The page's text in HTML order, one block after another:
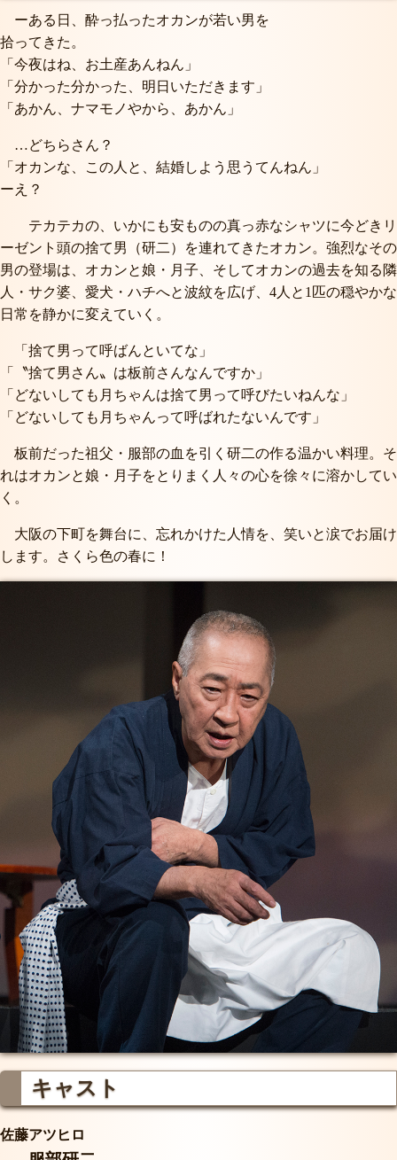
ーある日、酔っ払ったオカンが若い男を
拾ってきた。
「今夜はね、お土産あんねん」
「分かった分かった、明日いただきます」
「あかん、ナマモノやから、あかん」
…どちらさん？
「オカンな、この人と、結婚しよう思うてんねん」
ーえ？
テカテカの、いかにも安ものの真っ赤なシャツに今どきリ
ーゼント頭の捨て男（研二）を連れてきたオカン。強烈なその
男の登場は、オカンと娘・月子、そしてオカンの過去を知る隣
人・サク婆、愛犬・ハチへと波紋を広げ、4人と1匹の穏やかな
日常を静かに変えていく。
「捨て男って呼ばんといてな」
「〝捨て男さん〟は板前さんなんですか」
「どないしても月ちゃんは捨て男って呼びたいねんな」
「どないしても月ちゃんって呼ばれたないんです」
板前だった祖父・服部の血を引く研二の作る温かい料理。そ
れはオカンと娘・月子をとりまく人々の心を徐々に溶かしてい
く。
大阪の下町を舞台に、忘れかけた人情を、笑いと涙でお届け
します。さくら色の春に！
キャスト
佐藤アツヒロ